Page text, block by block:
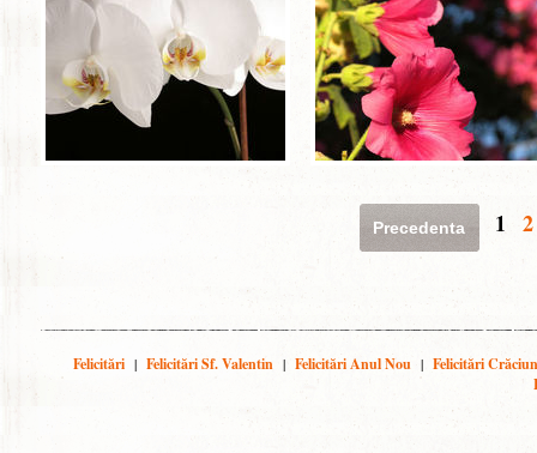
Precedenta 1 2
Felicitări | Felicitări Sf. Valentin | Felicitări Anul Nou | Felicitări